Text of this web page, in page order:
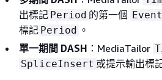
出標記 Period 的第一個 Event
標記 Period 。
單一期間 DASH ：MediaTailor
SpliceInsert 或提示輸出標